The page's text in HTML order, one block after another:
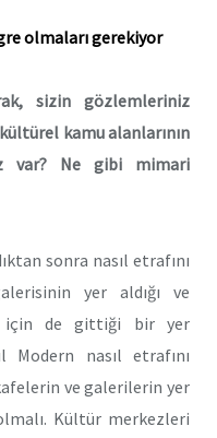
olmaları gerekiyor
sizin gözlemleriniz
kamu alanlarının
var? Ne gibi mimari
sonra nasıl etrafını
yer aldığı ve
için de gittiği bir yer
Modern nasıl etrafını
ve galerilerin yer
Kültür merkezleri